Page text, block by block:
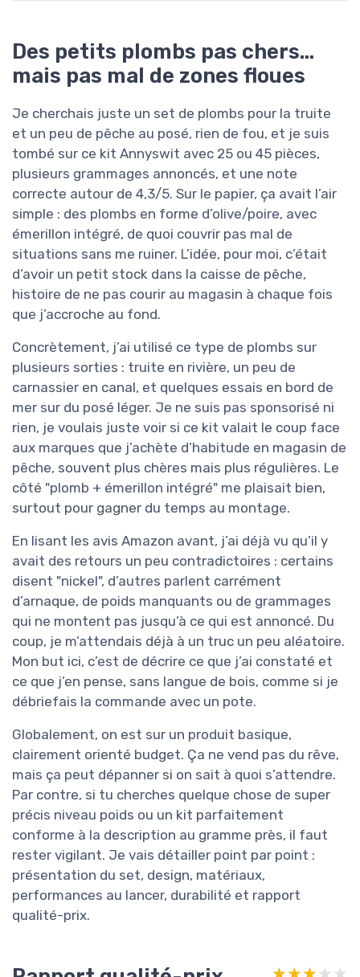
Des petits plombs pas chers…
mais pas mal de zones floues
Je cherchais juste un set de plombs pour la truite
et un peu de pêche au posé, rien de fou, et je suis
tombé sur ce kit Annyswit avec 25 ou 45 pièces,
plusieurs grammages annoncés, et une note
correcte autour de 4,3/5. Sur le papier, ça avait l’air
simple : des plombs en forme d’olive/poire, avec
émerillon intégré, de quoi couvrir pas mal de
situations sans me ruiner. L’idée, pour moi, c’était
d’avoir un petit stock dans la caisse de pêche,
histoire de ne pas courir au magasin à chaque fois
que j’accroche au fond.
Concrètement, j’ai utilisé ce type de plombs sur
plusieurs sorties : truite en rivière, un peu de
carnassier en canal, et quelques essais en bord de
mer sur du posé léger. Je ne suis pas sponsorisé ni
rien, je voulais juste voir si ce kit valait le coup face
aux marques que j’achète d’habitude en magasin de
pêche, souvent plus chères mais plus régulières. Le
côté "plomb + émerillon intégré" me plaisait bien,
surtout pour gagner du temps au montage.
En lisant les avis Amazon avant, j’ai déjà vu qu’il y
avait des retours un peu contradictoires : certains
disent "nickel", d’autres parlent carrément
d’arnaque, de poids manquants ou de grammages
qui ne montent pas jusqu’à ce qui est annoncé. Du
coup, je m’attendais déjà à un truc un peu aléatoire.
Mon but ici, c’est de décrire ce que j’ai constaté et
ce que j’en pense, sans langue de bois, comme si je
débriefais la commande avec un pote.
Globalement, on est sur un produit basique,
clairement orienté budget. Ça ne vend pas du rêve,
mais ça peut dépanner si on sait à quoi s’attendre.
Par contre, si tu cherches quelque chose de super
précis niveau poids ou un kit parfaitement
conforme à la description au gramme près, il faut
rester vigilant. Je vais détailler point par point :
présentation du set, design, matériaux,
performances au lancer, durabilité et rapport
qualité-prix.